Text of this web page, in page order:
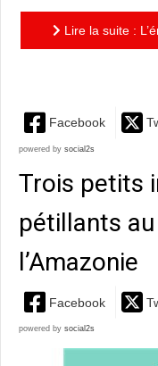
Lire la suite :
Facebook
powered by social2s
Trois petits
pétillants
l’Amazonie
Facebook
powered by social2s